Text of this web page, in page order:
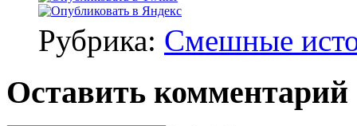
Рубрика: Смешные
Оставить комментарий